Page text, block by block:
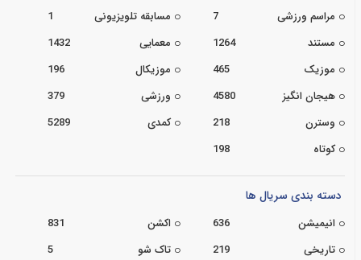
مراسم ورزشی
7 مسابقه تلویزیونی
1
مستند
1264 معمایی
1432
موزیک
465 موزیکال
196
هیجان انگیز
4580 ورزشی
379
وسترن
218 کمدی
5289
کوتاه
198
دسته بندی سریال ها
انیمیشن 636 اکشن
831
تاریخی
219 تاک شو
5